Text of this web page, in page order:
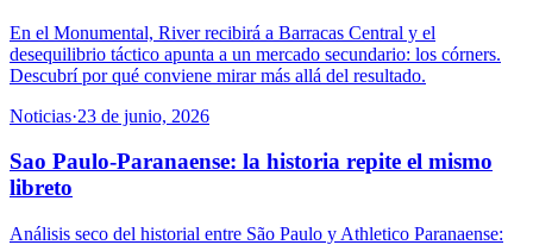
En el Monumental, River recibirá a Barracas Central y el
desequilibrio táctico apunta a un mercado secundario: los córners.
Descubrí por qué conviene mirar más allá del resultado.
Noticias·23 de junio, 2026
Sao Paulo-Paranaense: la historia repite el mismo
libreto
Análisis seco del historial entre São Paulo y Athletico Paranaense: